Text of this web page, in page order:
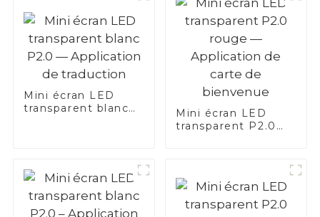
Mini écran LED
transparent blanc
Mini écran LED
transparent P2.0
carte de bienvenue